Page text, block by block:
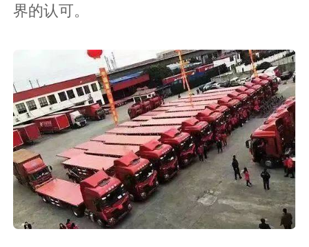
界的认可。